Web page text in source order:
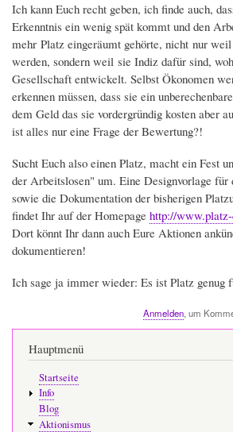
Ich kann Euch recht geben, ich finde auch,
Erkenntnis ein wenig spät kommt und den
mehr Platz eingeräumt gehörte, nicht nur
werden, sondern weil sie Indiz dafür sind,
Gesellschaft entwickelt. Selbst Ökonomen
erkennen müssen, dass sie ein
dem Geld das sie vordergründig kosten aber
ist alles nur eine Frage der Bewertung?!
Sucht Euch also einen Platz, macht ein Fest
der Arbeitslosen" um. Eine Designvorlage für
sowie die Dokumentation der bisherigen
findet Ihr auf der Homepage http://
Dort könnt Ihr dann auch Eure Aktionen
dokumentieren!
Ich sage ja immer wieder: Es ist Platz genug
Anmelden, um
Hauptmenü
Startseite
Info
Blog
Aktionismus